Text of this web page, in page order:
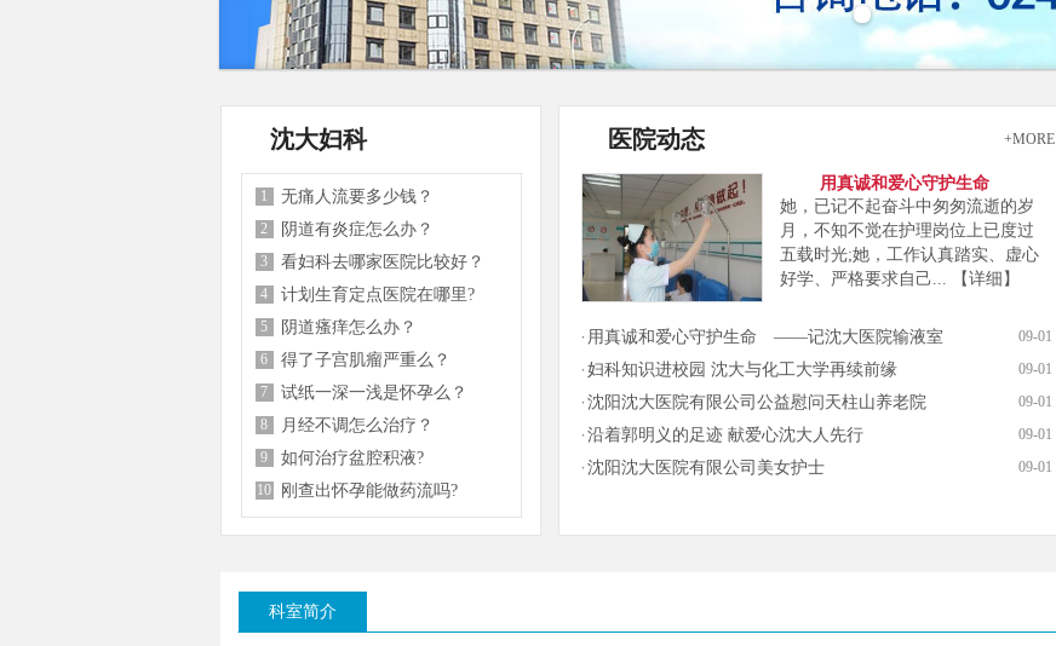
沈大妇科
1 无痛人流要多少钱？
2 阴道有炎症怎么办？
3 看妇科去哪家医院比较好？
4 计划生育定点医院在哪里?
5 阴道瘙痒怎么办？
6 得了子宫肌瘤严重么？
7 试纸一深一浅是怀孕么？
8 月经不调怎么治疗？
9 如何治疗盆腔积液?
10 刚查出怀孕能做药流吗?
医院动态 +MORE
用真诚和爱心守护生命
她，已记不起奋斗中匆匆流逝的岁
月，不知不觉在护理岗位上已度过
五载时光;她，工作认真踏实、虚心
好学、严格要求自己...
【详细】
用真诚和爱心守护生命 ——记沈大医院输液室 09-01
妇科知识进校园 沈大与化工大学再续前缘 09-01
沈阳沈大医院有限公司公益慰问天柱山养老院 09-01
沿着郭明义的足迹 献爱心沈大人先行 09-01
沈阳沈大医院有限公司美女护士 09-01
科室简介